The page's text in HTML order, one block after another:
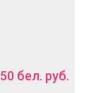
50 бел. руб.